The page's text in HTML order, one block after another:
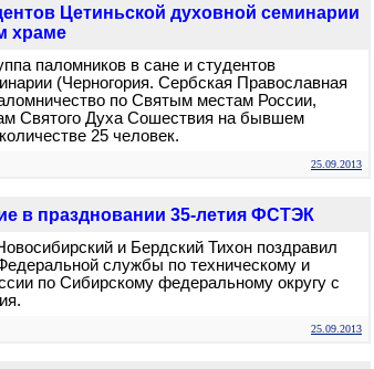
Цетиньской духовной семинарии
храме
паломников в сане и студентов
(Черногория. Сербская Православная
по Святым местам России,
Святого Духа Сошествия на бывшем
25 человек.
25.09.2013
в праздновании 35-летия ФСТЭК
и Бердский Тихон поздравил
службы по техническому и
по Сибирскому федеральному округу с
25.09.2013